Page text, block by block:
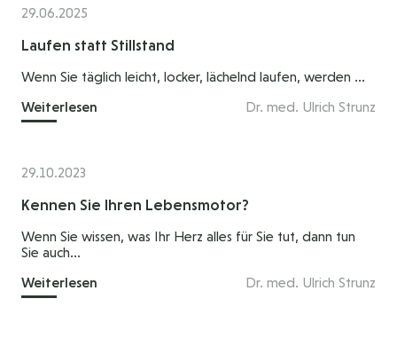
29.06.2025
Laufen statt Stillstand
Wenn Sie täglich leicht, locker, lächelnd laufen, werden ...
Weiterlesen
Dr. med. Ulrich Strunz
29.10.2023
Kennen Sie Ihren Lebensmotor?
Wenn Sie wissen, was Ihr Herz alles für Sie tut, dann tun
Sie auch...
Weiterlesen
Dr. med. Ulrich Strunz